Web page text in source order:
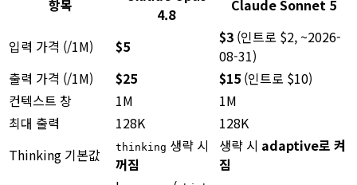
항목
4.8
Claude Sonnet 5
입력 가격 (/1M) $5 $3 (인트로 $2, ~2026-
08-31)
출력 가격 (/1M)
$25 $15 (인트로 $10)
컨텍스트 창
1M
1M
최대 출력
128K
128K
Thinking 기본값
thinking 생략 시
꺼짐
생략 시 adaptive로 켜
짐